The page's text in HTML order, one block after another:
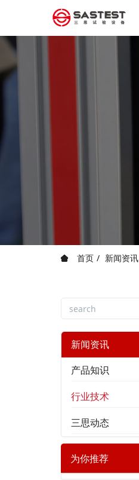
首页 新闻资讯
新闻资讯
产品知识
行业技术
三思动态
为你推荐